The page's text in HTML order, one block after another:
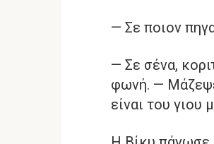
— Σε ποιον
— Σε σένα,
φωνή. —
είναι του γιου